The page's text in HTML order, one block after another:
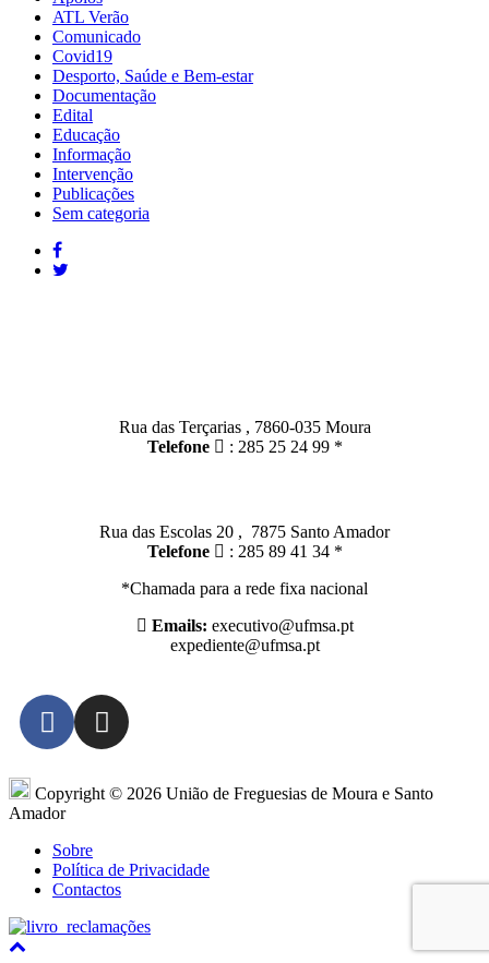
ATL Verão
Comunicado
Covid19
Desporto, Saúde e Bem-estar
Documentação
Edital
Educação
Informação
Intervenção
Publicações
Sem categoria
Rua das Terçarias , 7860-035 Moura
Telefone
: 285 25 24 99 *
Rua das Escolas 20 , 7875 Santo Amador
Telefone
: 285 89 41 34 *
*Chamada para a rede fixa nacional
Emails: executivo@ufmsa.pt
expediente@ufmsa.pt
Copyright © 2026 União de Freguesias de Moura e Santo
Amador
Sobre
Política de Privacidade
Contactos